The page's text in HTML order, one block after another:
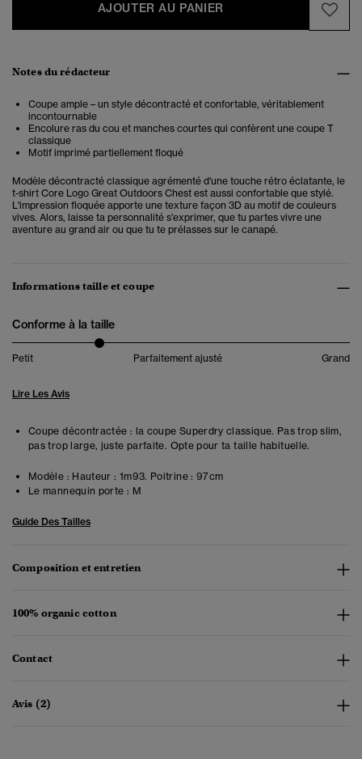
AJOUTER AU PANIER
Notes du rédacteur
Coupe ample – un style décontracté et confortable, véritablement
incontournable
Encolure ras du cou et manches courtes qui confèrent une coupe T
classique
Motif imprimé partiellement floqué
Modèle décontracté classique agrémenté d'une touche rétro éclatante, le
t-shirt Core Logo Great Outdoors Chest est aussi confortable que stylé.
L'impression floquée apporte une texture façon 3D au motif de couleurs
vives. Alors, laisse ta personnalité s'exprimer, que tu partes vivre une
aventure au grand air ou que tu te prélasses sur le canapé.
Informations taille et coupe
Conforme à la taille
Petit Parfaitement ajusté Grand
Lire Les Avis
Coupe décontractée : la coupe Superdry classique. Pas trop slim,
pas trop large, juste parfaite. Opte pour ta taille habituelle.
Modèle : Hauteur : 1m93. Poitrine : 97cm
Le mannequin porte : M
Guide Des Tailles
Composition et entretien
100% organic cotton
Contact
Avis (2)